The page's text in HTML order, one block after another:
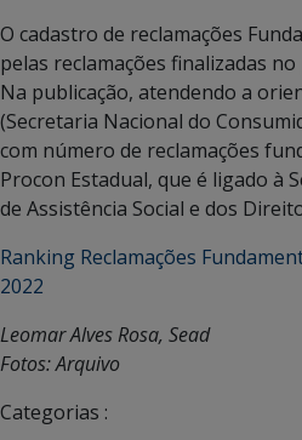
O cadastro de reclamações
pelas reclamações finalizadas
Na publicação, atendendo a
(Secretaria Nacional do
com número de reclamações
Procon Estadual, que é ligado à
de Assistência Social e dos
Ranking Reclamações
2022
Leomar Alves Rosa, Sead
Fotos: Arquivo
Categorias :